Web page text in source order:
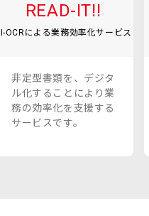
READ-IT!!
OCRによる業務効率化サービス
非定型書類を、デジタ
ル化することにより業
務の効率化を支援する
サービスです。